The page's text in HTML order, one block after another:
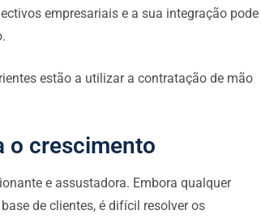
empresariais e a sua integração pode
estão a utilizar a contratação de mão
o crescimento
e assustadora. Embora qualquer
de clientes, é difícil resolver os